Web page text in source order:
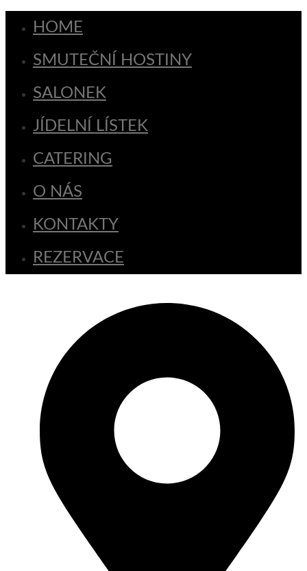
HOME
SMUTEČNÍ HOSTINY
SALONEK
JÍDELNÍ LÍSTEK
CATERING
O NÁS
KONTAKTY
REZERVACE